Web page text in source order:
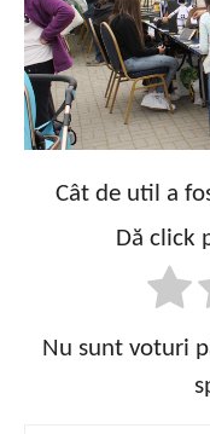
Cât de util a
Dă click
Nu sunt voturi